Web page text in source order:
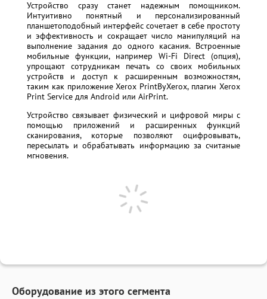
Устройство сразу станет надежным помощником.
Интуитивно понятный и персонализированный
планшетоподобный интерфейс сочетает в себе простоту
и эффективность и сокращает число манипуляций на
выполнение задания до одного касания. Встроенные
мобильные функции, например Wi-Fi Direct (опция),
упрощают сотрудникам печать со своих мобильных
устройств и доступ к расширенным возможностям,
таким как приложение Xerox PrintByXerox, плагин Xerox
Print Service для Android или AirPrint.
Устройство связывает физический и цифровой миры с
помощью приложений и расширенных функций
сканирования, которые позволяют оцифровывать,
пересылать и обрабатывать информацию за считаные
мгновения.
Оборудование из этого сегмента